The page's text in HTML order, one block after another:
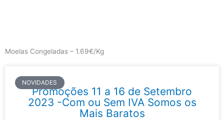
Moelas Congeladas – 1.69€/Kg
NOVIDADES
Promoções 11 a 16 de Setembro
2023 -Com ou Sem IVA Somos os
Mais Baratos